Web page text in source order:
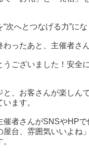
次へとつなげる力”にな
わったあと、主催者さ
うございました！安全
と、お客さんが楽しん
ます。
催者さんがSNSやHPで
屋台、雰囲気いいよね